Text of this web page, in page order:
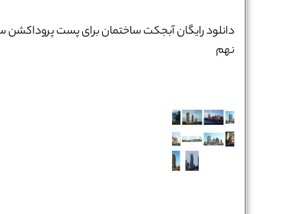
دانلود رایگان آبجکت ساختمان برای پست پروداکشن
نهم